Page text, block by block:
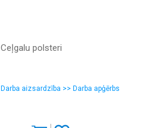
Ceļgalu polsteri
Darba aizsardzība >> Darba apģērbs